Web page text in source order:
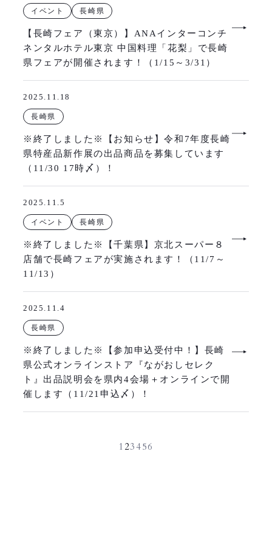
イベント 長崎県
【長崎フェア（東京）】ANAインターコンチ
ネンタルホテル東京 中国料理「花梨」で長崎
県フェアが開催されます！（1/15～3/31）
2025.11.18
長崎県
※終了しました※【お知らせ】令和7年度長崎
県特産品新作展の出品商品を募集しています
（11/30 17時〆）！
2025.11.5
イベント 長崎県
※終了しました※【千葉県】京北スーパー８
店舗で長崎フェアが実施されます！（11/7～
11/13）
2025.11.4
長崎県
※終了しました※【参加申込受付中！】長崎
県公式オンラインストア『ながおしセレク
ト』出品説明会を県内4会場＋オンラインで開
催します（11/21申込〆）！
1 23456